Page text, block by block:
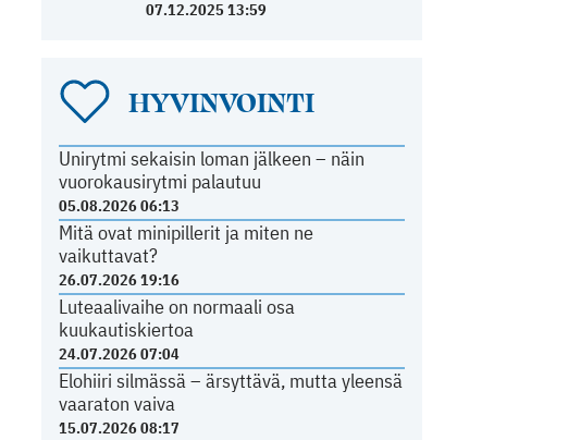
07.12.2025 13:59
HYVINVOINTI
Unirytmi sekaisin loman jälkeen – näin
vuorokausirytmi palautuu
05.08.2026 06:13
Mitä ovat minipillerit ja miten ne
vaikuttavat?
26.07.2026 19:16
Luteaalivaihe on normaali osa
kuukautiskiertoa
24.07.2026 07:04
Elohiiri silmässä – ärsyttävä, mutta yleensä
vaaraton vaiva
15.07.2026 08:17